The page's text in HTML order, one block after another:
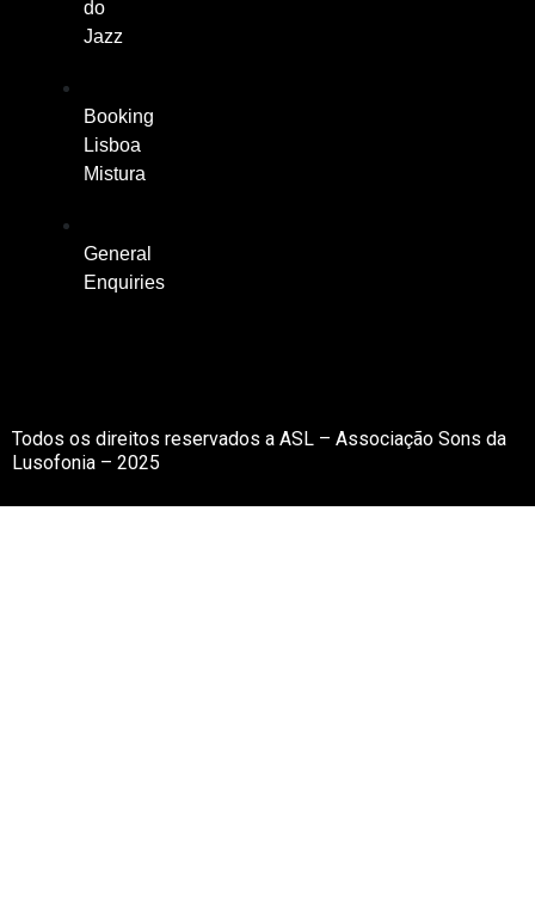
do
Jazz
Booking
Lisboa
Mistura
General
Enquiries
Todos os direitos reservados a ASL – Associação Sons da
Lusofonia – 2025